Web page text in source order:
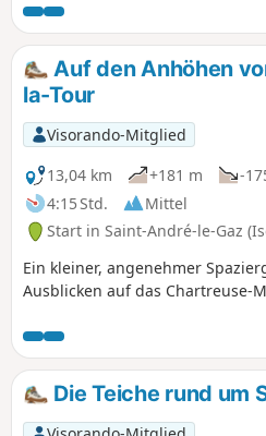
haben vielleicht das Glück, ein
landen zu sehen.
Auf den Anhöhen
la-Tour
Visorando-Mitglied
13,04 km
+181 m
-
4:15 Std.
Mittel
Start in Saint-André-le-Gaz
Ein kleiner, angenehmer
Ausblicken auf das Chartreuse-
Die Teiche rund um